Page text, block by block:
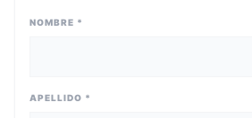
NOMBRE *
APELLIDO *